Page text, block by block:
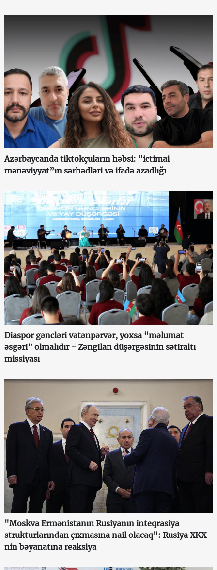
Azərbaycanda tiktokçuların həbsi: “ictimai
mənəviyyat”ın sərhədləri və ifadə azadlığı
Diaspor gəncləri vətənpərvər, yoxsa “məlumat
əsgəri” olmalıdır - Zəngilan düşərgəsinin sətiraltı
missiyası
"Moskva Ermənistanın Rusiyanın inteqrasiya
strukturlarından çıxmasına nail olacaq": Rusiya XKX-
nin bəyanatına reaksiya